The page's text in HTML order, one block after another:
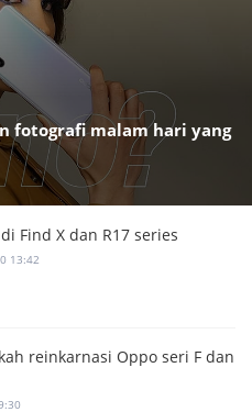
fotografi malam hari yang
Find X dan R17 series
13:42
reinkarnasi Oppo seri F dan